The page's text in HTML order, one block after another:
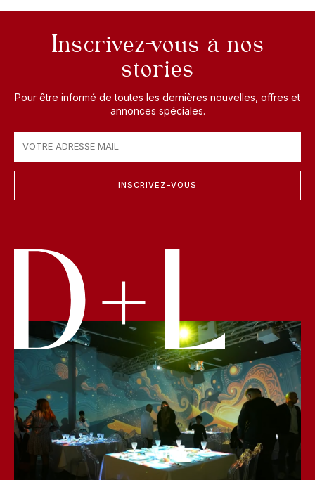
Inscrivez-vous à nos
stories
Pour être informé de toutes les dernières nouvelles, offres et
annonces spéciales.
INSCRIVEZ-VOUS